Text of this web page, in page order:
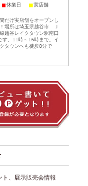
■休業日 ■実店舗
だけ実店舗をオープンし
場所は埼玉県越谷市 Ｊ
越谷レイクタウン駅南口
す。11時～16時まで。イ
タウンへも徒歩8分で
ト、展示販売会情報